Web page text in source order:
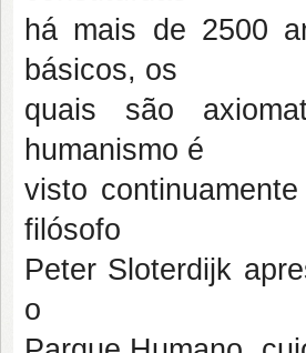
há mais de 2500
básicos, os
quais são
humanismo é
visto
filósofo
Peter Sloterdijk
o